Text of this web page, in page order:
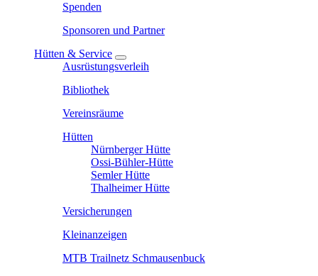
Spenden
Sponsoren und Partner
Hütten & Service
Ausrüstungsverleih
Bibliothek
Vereinsräume
Hütten
Nürnberger Hütte
Ossi-Bühler-Hütte
Semler Hütte
Thalheimer Hütte
Versicherungen
Kleinanzeigen
MTB Trailnetz Schmausenbuck